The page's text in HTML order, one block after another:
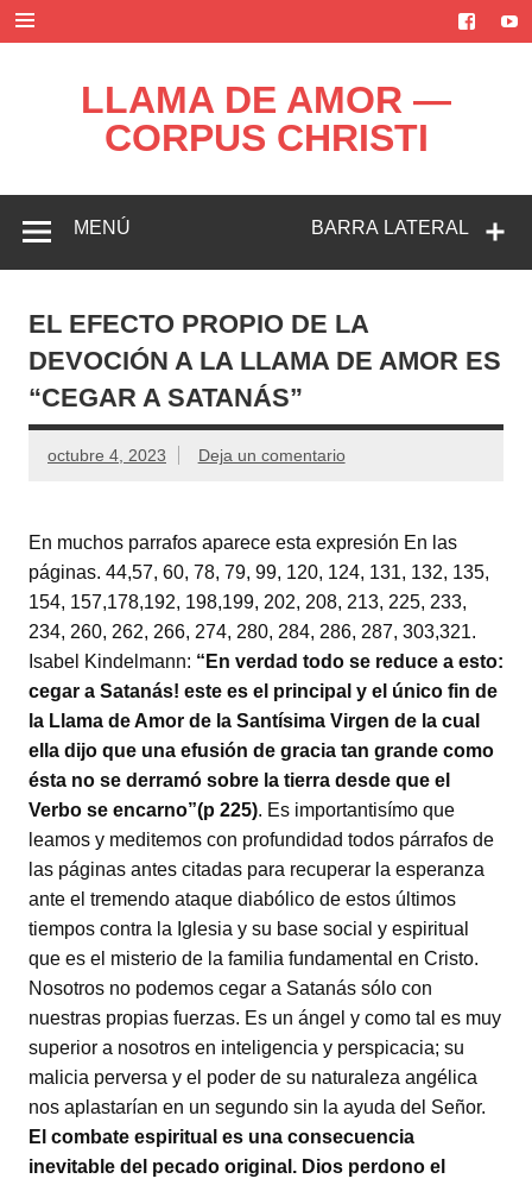
contenido
LLAMA DE AMOR —
CORPUS CHRISTI
BARRA LATERAL
MENÚ
EL EFECTO PROPIO DE LA
DEVOCIÓN A LA LLAMA DE AMOR ES
“CEGAR A SATANÁS”
octubre 4, 2023 Deja un comentario
En muchos parrafos aparece esta expresión En las
páginas. 44,57, 60, 78, 79, 99, 120, 124, 131, 132, 135,
154, 157,178,192, 198,199, 202, 208, 213, 225, 233,
234, 260, 262, 266, 274, 280, 284, 286, 287, 303,321.
Isabel Kindelmann: “En verdad todo se reduce a esto:
cegar a Satanás! este es el principal y el único fin de
la Llama de Amor de la Santísima Virgen de la cual
ella dijo que una efusión de gracia tan grande como
ésta no se derramó sobre la tierra desde que el
Verbo se encarno”(p 225). Es importantisímo que
leamos y meditemos con profundidad todos párrafos de
las páginas antes citadas para recuperar la esperanza
ante el tremendo ataque diabólico de estos últimos
tiempos contra la Iglesia y su base social y espiritual
que es el misterio de la familia fundamental en Cristo.
Nosotros no podemos cegar a Satanás sólo con
nuestras propias fuerzas. Es un ángel y como tal es muy
superior a nosotros en inteligencia y perspicacia; su
malicia perversa y el poder de su naturaleza angélica
nos aplastarían en un segundo sin la ayuda del Señor.
El combate espiritual es una consecuencia
inevitable del pecado original. Dios perdono el